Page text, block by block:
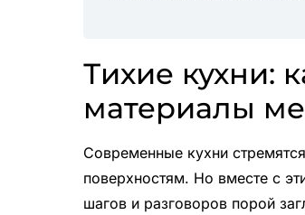
Тихие кухни:
материалы
Современные кухни
поверхностям. Но вместе с
шагов и разговоров порой